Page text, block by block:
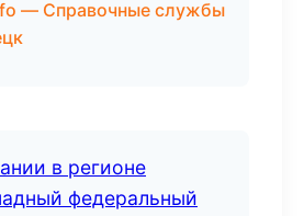
— Справочные службы
в регионе
федеральный